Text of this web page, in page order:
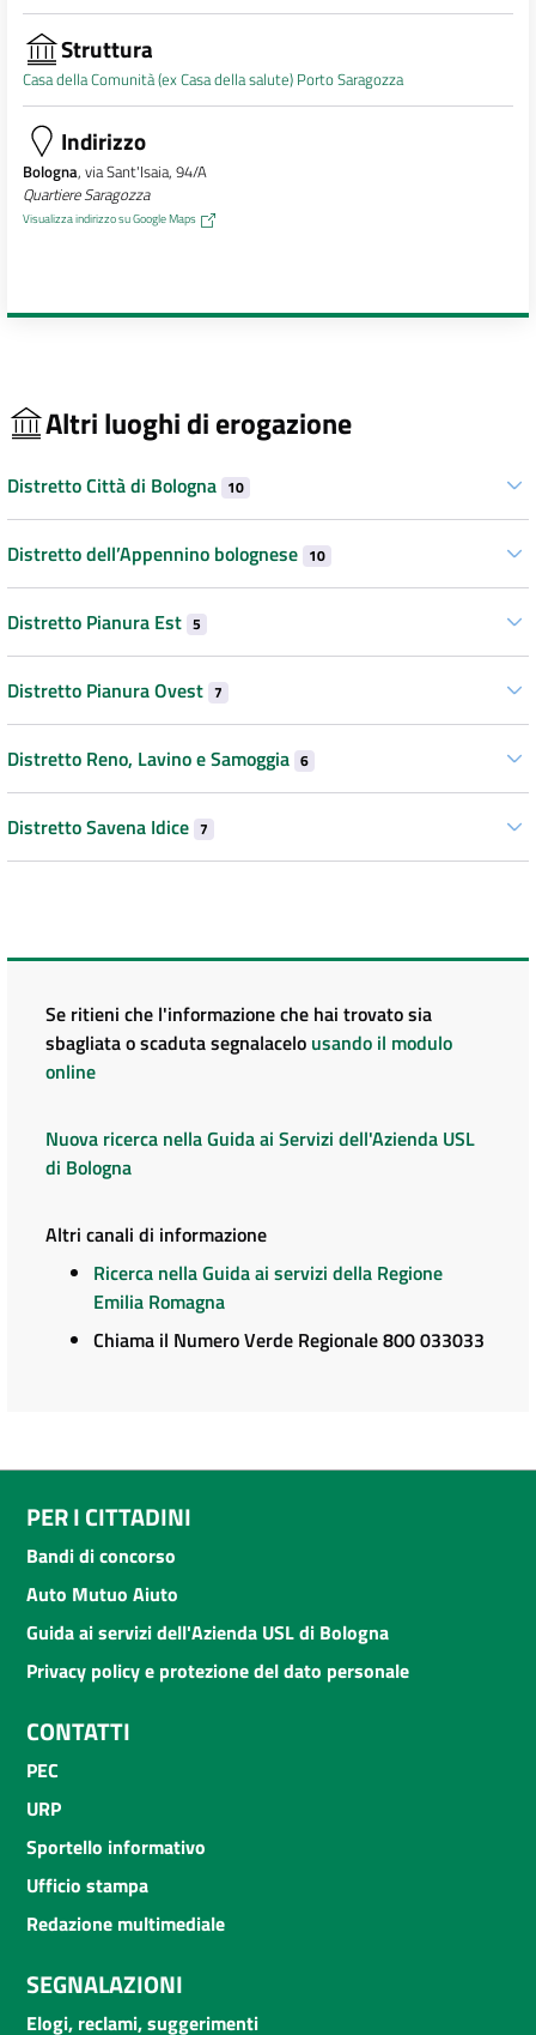
Struttura
Casa della Comunità (ex Casa della salute) Porto Saragozza
Indirizzo
Bologna, via Sant'Isaia, 94/A
Quartiere Saragozza
Visualizza indirizzo su Google Maps
Altri luoghi di erogazione
Distretto Città di Bologna 10
Distretto dell’Appennino bolognese 10
Distretto Pianura Est 5
Distretto Pianura Ovest 7
Distretto Reno, Lavino e Samoggia 6
Distretto Savena Idice 7
Se ritieni che l'informazione che hai trovato sia
sbagliata o scaduta segnalacelo usando il modulo
online
Nuova ricerca nella Guida ai Servizi dell'Azienda USL
di Bologna
Altri canali di informazione
Ricerca nella Guida ai servizi della Regione
Emilia Romagna
Chiama il Numero Verde Regionale 800 033033
PER I CITTADINI
Bandi di concorso
Auto Mutuo Aiuto
Guida ai servizi dell'Azienda USL di Bologna
Privacy policy e protezione del dato personale
CONTATTI
PEC
URP
Sportello informativo
Ufficio stampa
Redazione multimediale
SEGNALAZIONI
Elogi, reclami, suggerimenti